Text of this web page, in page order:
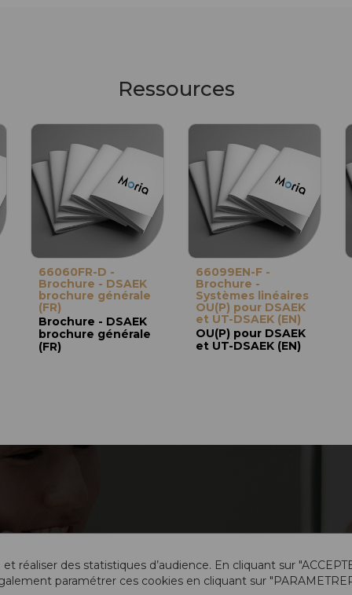
Ressources
66060FR-D -
Brochure - DSAEK
brochure générale
(FR)
Brochure - DSAEK
brochure générale
(FR)
66099EN-F -
Brochure -
Systèmes linéaires
OU(P) pour DSAEK
et UT-DSAEK (EN)
OU(P) pour DSAEK
et UT-DSAEK (EN)
réaliser des statistiques d’audience. En cliquant sur
paramétrer ces cookies en cliquant sur